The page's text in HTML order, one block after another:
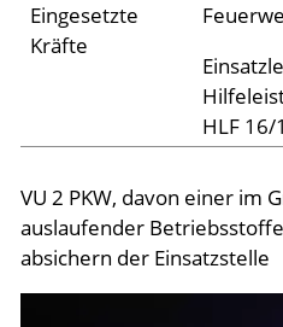
Archiv 2021
Archiv 2018
Archiv 2017
Archiv 2016
Archiv 2015
Eingesetzte
Kräfte
HLF 16/
VU 2 PKW, davon einer im
auslaufender
absichern der Einsatzstelle